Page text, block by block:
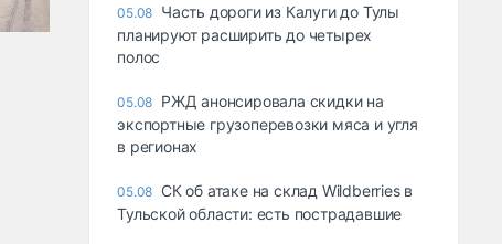
05.08 Часть дороги из Калуги до Тулы
планируют расширить до четырех
полос
05.08 РЖД анонсировала скидки на
экспортные грузоперевозки мяса и угля
в регионах
05.08 СК об атаке на склад Wildberries в
Тульской области: есть пострадавшие